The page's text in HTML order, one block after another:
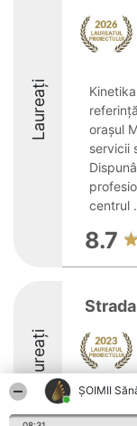
ŞOIMII
Laureați
orașul
servicii
centrul
8.7
Laureați